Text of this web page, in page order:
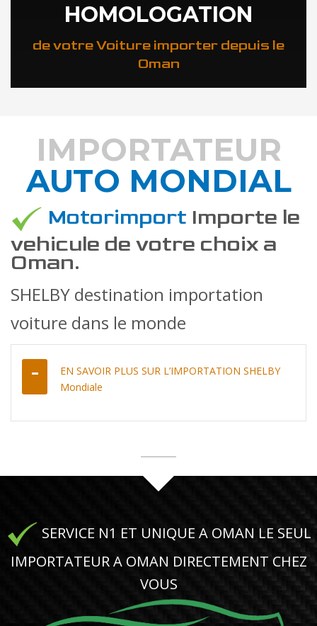
HOMOLOGATION
de votre Voiture importer depuis le
Oman
DÉCOUVREZ COMMENT
IMPORTATEUR
AUTO MONDIAL
Motorimport Importe le
vehicule de votre choix a
Oman.
SHELBY destination importation
voiture dans le monde
EN SAVOIR PLUS SUR L’IMPORTATION SHELBY
Mondiale
SERVICE N1 ET UNIQUE A OMAN LE SEUL
IMPORTATEUR A OMAN DIRECTEMENT CHEZ
VOUS